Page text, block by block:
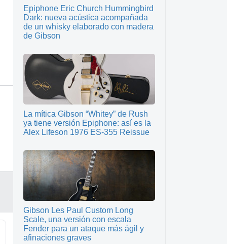
Epiphone Eric Church Hummingbird
Dark: nueva acústica acompañada
de un whisky elaborado con madera
de Gibson
La mítica Gibson “Whitey” de Rush
ya tiene versión Epiphone: así es la
Alex Lifeson 1976 ES-355 Reissue
Gibson Les Paul Custom Long
Scale, una versión con escala
Fender para un ataque más ágil y
afinaciones graves